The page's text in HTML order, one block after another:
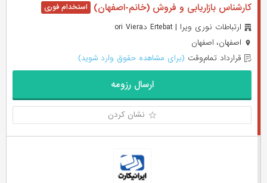
کارشناس بازاریابی و فروش (خانم-اصفهان)
ارتباطات نوری ویرا | Ertebat دori Viera
اصفهان، اصفهان
قرارداد تمام‌وقت (برای مشاهده حقوق وارد شوید)
ارسال رزومه
نشان کردن